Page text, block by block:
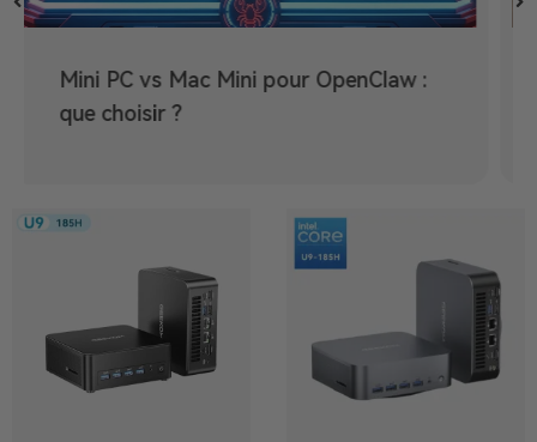
Mini PC comme NAS : créer son
serveur de stockage maison